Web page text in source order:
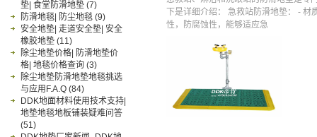
垫| 食堂防滑地垫 (7)
防滑地毯| 防尘地毯 (9)
安全地垫| 走道安全垫| 安全
橡胶地垫 (11)
除尘地垫价格| 防滑地垫价
格| 地毯价格查询 (3)
除尘地垫防滑地垫地毯挑选
与应用F.A.Q (84)
DDK地面材料使用技术支持|
地垫地毯地板铺装疑难问答
(51)
下是详细介绍： 急救站防滑地垫： -
性，防腐蚀性，能够适应急